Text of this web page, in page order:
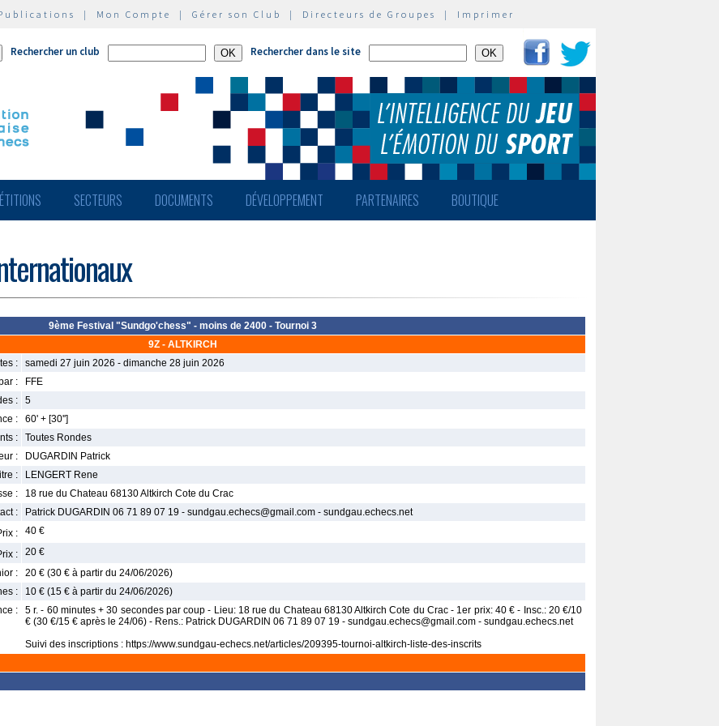
| Mon Compte | Gérer son Club | Directeurs de Groupes | Imprimer
Rechercher un club Rechercher dans le site
SECTEURS DOCUMENTS DÉVELOPPEMENT PARTENAIRES BOUTIQUE
9ème Festival "Sundgo'chess" - moins de 2400 - Tournoi 3
9Z - ALTKIRCH
:
samedi 27 juin 2026 - dimanche 28 juin 2026
:
FFE
:
5
:
60' + [30'']
:
Toutes Rondes
:
DUGARDIN Patrick
:
LENGERT Rene
:
18 rue du Chateau 68130 Altkirch Cote du Crac
:
Patrick DUGARDIN 06 71 89 07 19 - sundgau.echecs@gmail.com - sundgau.echecs.net
: 40 €
:
20 €
:
20 € (30 € à partir du 24/06/2026)
:
10 € (15 € à partir du 24/06/2026)
:
5 r. - 60 minutes + 30 secondes par coup - Lieu: 18 rue du Chateau 68130 Altkirch Cote du Crac - 1er prix: 40 € - Insc.: 20 €/10
€ (30 €/15 € après le 24/06) - Rens.: Patrick DUGARDIN 06 71 89 07 19 - sundgau.echecs@gmail.com - sundgau.echecs.net
Suivi des inscriptions : https://www.sundgau-echecs.net/articles/209395-tournoi-altkirch-liste-des-inscrits